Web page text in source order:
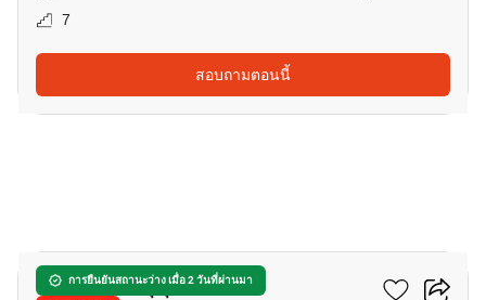
7
สอบถามตอนนี้
การยืนยันสถานะว่าง เมื่อ 2 วันที่ผ่านมา
ซิตี้ สมาร์ท สุขุมวิท18